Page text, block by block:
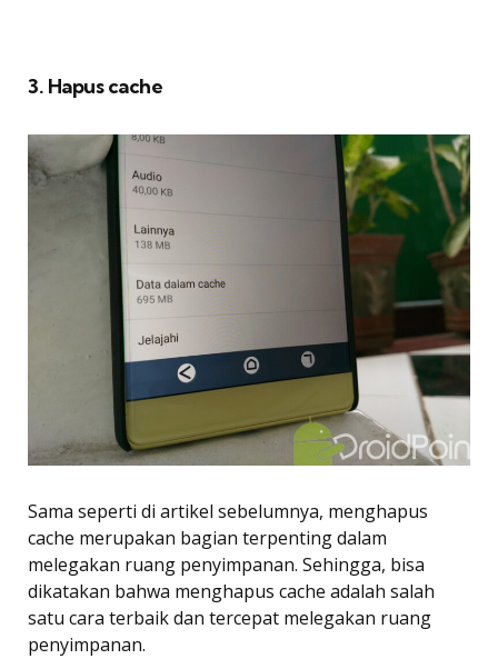
3. Hapus cache
Sama seperti di artikel sebelumnya, menghapus
cache merupakan bagian terpenting dalam
melegakan ruang penyimpanan. Sehingga, bisa
dikatakan bahwa menghapus cache adalah salah
satu cara terbaik dan tercepat melegakan ruang
penyimpanan.